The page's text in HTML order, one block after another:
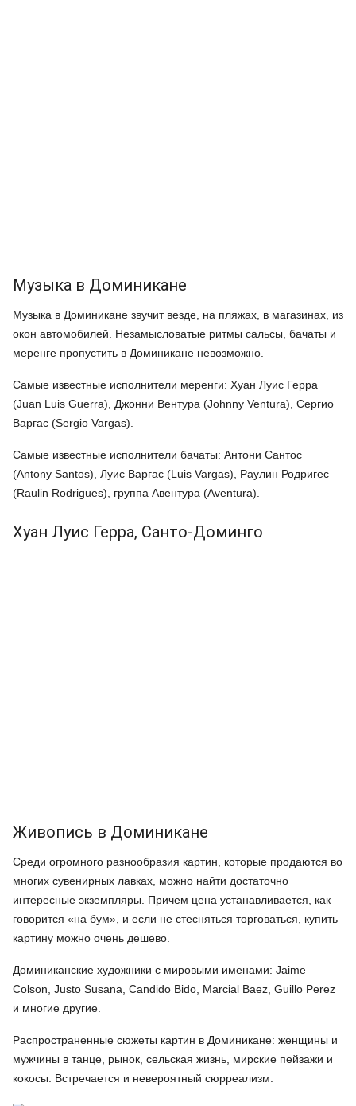
Музыка в Доминикане
Музыка в Доминикане звучит везде, на пляжах, в магазинах, из
окон автомобилей. Незамысловатые ритмы сальсы, бачаты и
меренге пропустить в Доминикане невозможно.
Самые известные исполнители меренги: Хуан Луис Герра
(Juan Luis Guerra), Джонни Вентура (Johnny Ventura), Сергио
Варгас (Sergio Vargas).
Самые известные исполнители бачаты: Антони Сантос
(Antony Santos), Луис Варгас (Luis Vargas), Раулин Родригес
(Raulin Rodrigues), группа Авентура (Aventura).
Хуан Луис Герра, Санто-Доминго
Живопись в Доминикане
Среди огромного разнообразия картин, которые продаются во
многих сувенирных лавках, можно найти достаточно
интересные экземпляры. Причем цена устанавливается, как
говорится «на бум», и если не стесняться торговаться, купить
картину можно очень дешево.
Доминиканские художники с мировыми именами: Jaime
Colson, Justo Susana, Candido Bido, Marcial Baez, Guillo Perez
и многие другие.
Распространенные сюжеты картин в Доминикане: женщины и
мужчины в танце, рынок, сельская жизнь, мирские пейзажи и
кокосы. Встречается и невероятный сюрреализм.